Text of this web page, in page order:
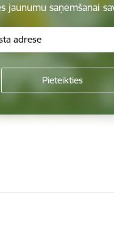
jaunumu saņemšanai